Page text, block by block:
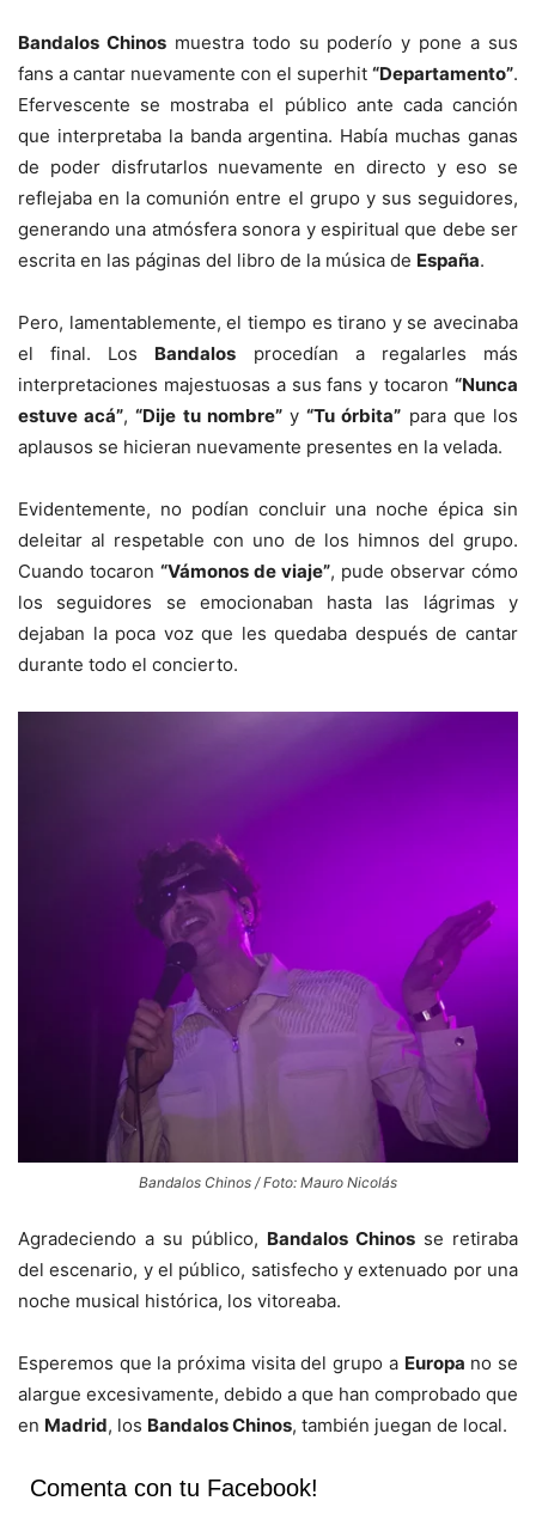
Bandalos Chinosmuestra todo su poderío y pone a sus
fans a cantar nuevamente con el superhit “Departamento”.
Efervescente se mostraba el público ante cada canción
que interpretaba la banda argentina. Había muchas ganas
de poder disfrutarlos nuevamente en directo y eso se
reflejaba en la comunión entre el grupo y sus seguidores,
generando una atmósfera sonora y espiritual que debe ser
escrita en las páginas del libro de la música de España.
Pero, lamentablemente, el tiempo es tirano y se avecinaba
el final. Los Bandalos procedían a regalarles más
interpretaciones majestuosas a sus fans y tocaron “Nunca
estuve acá”,“Dije tu nombre”y“Tu órbita” para que los
aplausos se hicieran nuevamente presentes en la velada.
Evidentemente, no podían concluir una noche épica sin
deleitar al respetable con uno de los himnos del grupo.
Cuando tocaron “Vámonos de viaje”, pude observar cómo
los seguidores se emocionaban hasta las lágrimas y
dejaban la poca voz que les quedaba después de cantar
durante todo el concierto.
Bandalos Chinos / Foto: Mauro Nicolás
Agradeciendo a su público, Bandalos Chinos se retiraba
del escenario, y el público, satisfecho y extenuado por una
noche musical histórica, los vitoreaba.
Esperemos que la próxima visita del grupo a Europa no se
alargue excesivamente, debido a que han comprobado que
en Madrid, los Bandalos Chinos, también juegan de local.
Comenta con tu Facebook!